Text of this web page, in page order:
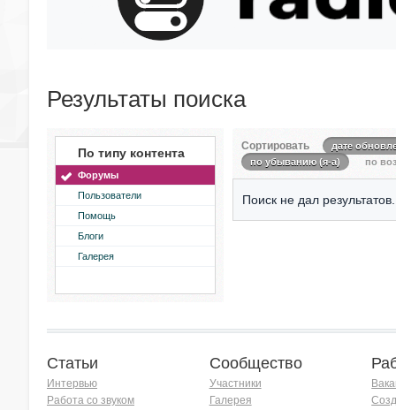
Результаты поиска
По типу контента
Форумы
Пользователи
Помощь
Блоги
Галерея
Сортировать
дате
по убыванию (я-а)
по
Поиск не дал результатов.
Статьи
Интервью
Работа со звуком
Сообщество
Участники
Галерея